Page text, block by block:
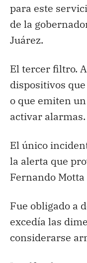
para este
de la
Juárez.
El tercer filtro.
dispositivos
o que emiten
activar alarmas.
El único
la alerta que
Fernando
Fue obligado a
excedía las
considerarse